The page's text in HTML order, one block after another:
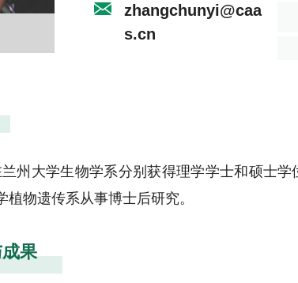
zhangchunyi@caa
s.cn
州大学生物学系分别获得理学学士和硕士
物遗传系从事博士后研究。
果